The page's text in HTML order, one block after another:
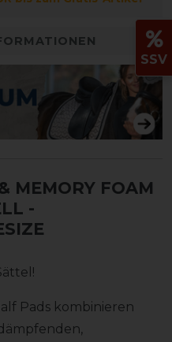
MEMORY FOAM
-
Pads kombinieren
SSV